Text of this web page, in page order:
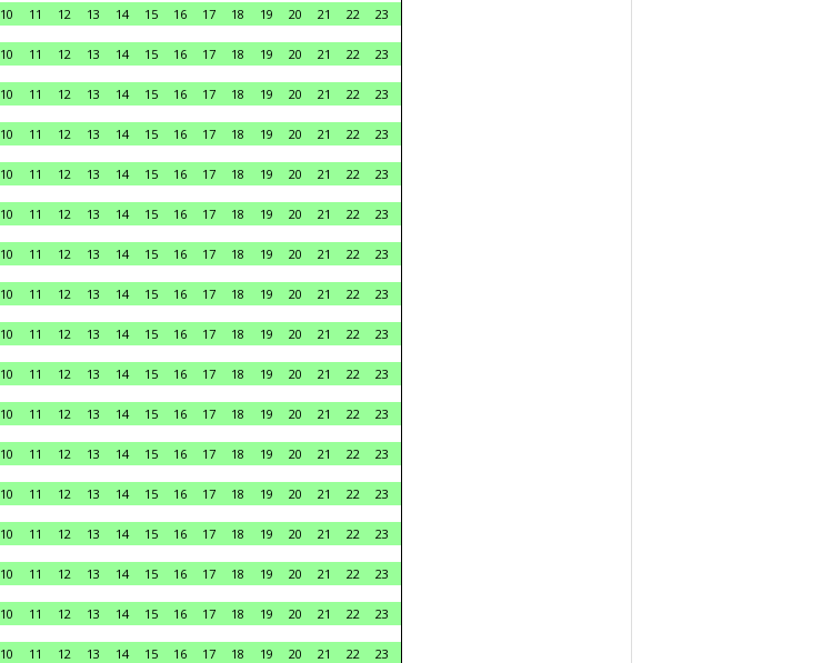
10 11 12 13 14 15 16 17 18 19 20 21 22
23
10 11 12 13 14 15 16 17 18 19 20 21 22
23
10 11 12 13 14 15 16 17 18 19 20 21 22
23
10 11 12 13 14 15 16 17 18 19 20 21 22
23
10 11 12 13 14 15 16 17 18 19 20 21 22
23
10 11 12 13 14 15 16 17 18 19 20 21 22
23
10 11 12 13 14 15 16 17 18 19 20 21 22
23
10 11 12 13 14 15 16 17 18 19 20 21 22
23
10 11 12 13 14 15 16 17 18 19 20 21 22
23
10 11 12 13 14 15 16 17 18 19 20 21 22
23
10 11 12 13 14 15 16 17 18 19 20 21 22
23
10 11 12 13 14 15 16 17 18 19 20 21 22
23
10 11 12 13 14 15 16 17 18 19 20 21 22
23
10 11 12 13 14 15 16 17 18 19 20 21 22
23
10 11 12 13 14 15 16 17 18 19 20 21 22
23
10 11 12 13 14 15 16 17 18 19 20 21 22
23
10 11 12 13 14 15 16 17 18 19 20 21 22
23